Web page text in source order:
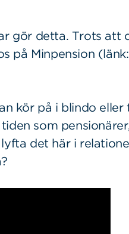
gör detta. Trots att
på Minpension (länk:
kör på i blindo
som
det här i